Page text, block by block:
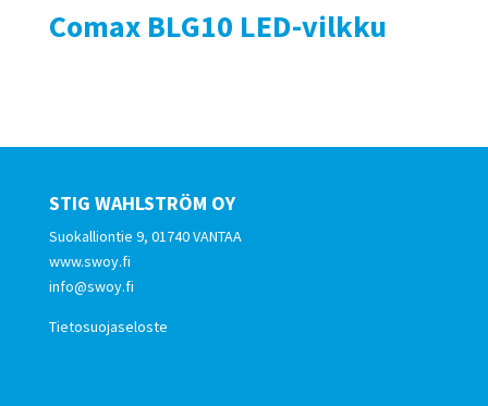
Comax BLG10 LED-vilkku
STIG WAHLSTRÖM OY
Suokalliontie 9, 01740 VANTAA
www.swoy.fi
info@swoy.fi
Tietosuojaseloste